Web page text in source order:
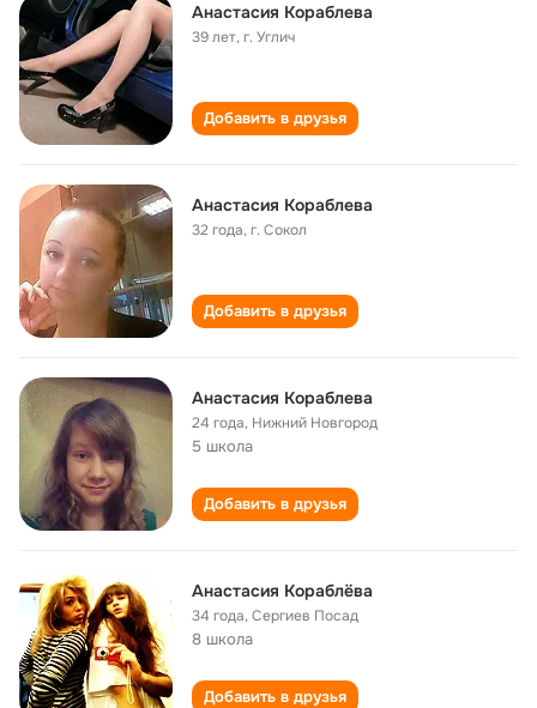
Анастасия Кораблева
39 лет,г. Углич
Добавить в друзья
Анастасия Кораблева
32 года,г. Сокол
Добавить в друзья
Анастасия Кораблева
24 года, Нижний Новгород
5 школа
Добавить в друзья
Анастасия Кораблёва
34 года,Сергиев Посад
8 школа
Добавить в друзья